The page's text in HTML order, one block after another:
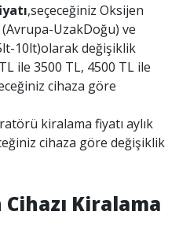
,seçeceğiniz Oksijen
UzakDoğu) ve
10lt)olarak değişiklik
ile 3500 TL, 4500 TL ile
cihaza göre
kiralama fiyatı aylık
cihaza göre değişiklik
Kiralama